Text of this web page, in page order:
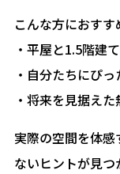
こんな方におすす
・平屋と1.5階建
・自分たちにぴ
・将来を見据え
実際の空間を体
ないヒントが見つ